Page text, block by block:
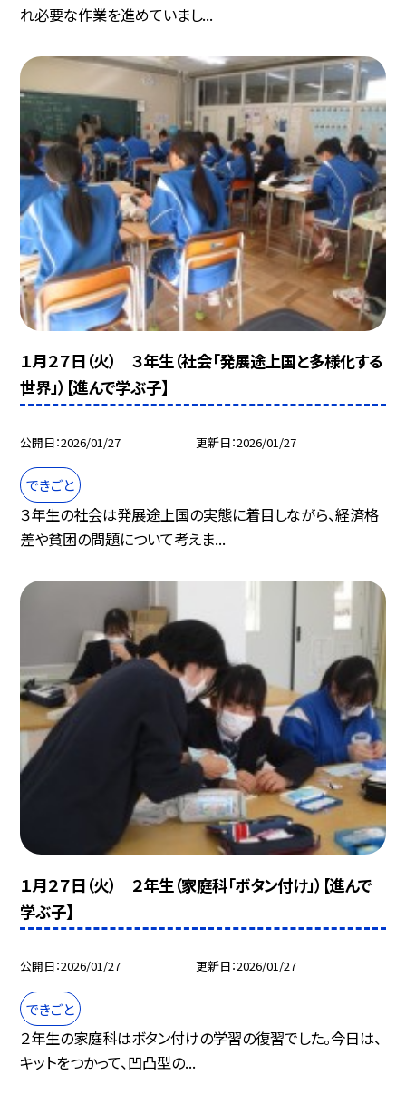
れ必要な作業を進めていまし...
１月２７日（火） ３年生（社会「発展途上国と多様化する
世界」）【進んで学ぶ子】
公開日 2026/01/27 更新日 2026/01/27
できごと
３年生の社会は発展途上国の実態に着目しながら、経済格
差や貧困の問題について考えま...
１月２７日（火） ２年生（家庭科「ボタン付け」）【進んで
学ぶ子】
公開日 2026/01/27 更新日 2026/01/27
できごと
２年生の家庭科はボタン付けの学習の復習でした。今日は、
キットをつかって、凹凸型の...